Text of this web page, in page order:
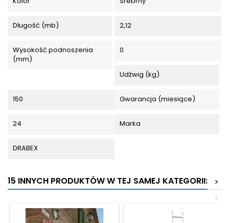
Długość (mb) 2,12
Wysokość podnoszenia
(mm)
0
Udźwig (kg)
150 Gwarancja (miesiące)
24 Marka
DRABEX
15 INNYCH PRODUKTÓW W TEJ SAMEJ KATEGORII:
>
<